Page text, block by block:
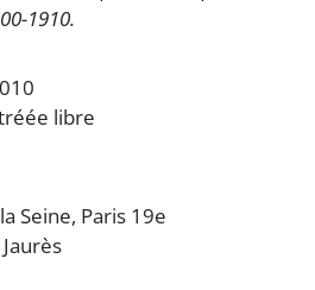
1910.
libre
Seine, Paris 19e